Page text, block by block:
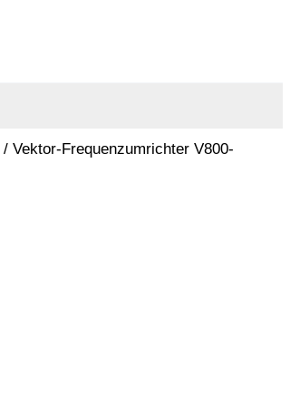
/ Vektor-Frequenzumrichter V800-